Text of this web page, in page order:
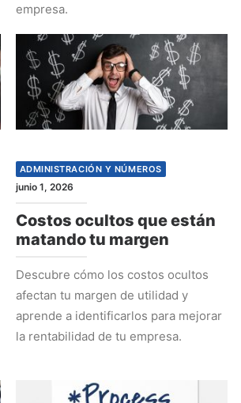
empresa.
ADMINISTRACIÓN Y NÚMEROS
junio 1, 2026
Costos ocultos que están
matando tu margen
Descubre cómo los costos ocultos
afectan tu margen de utilidad y
aprende a identificarlos para mejorar
la rentabilidad de tu empresa.